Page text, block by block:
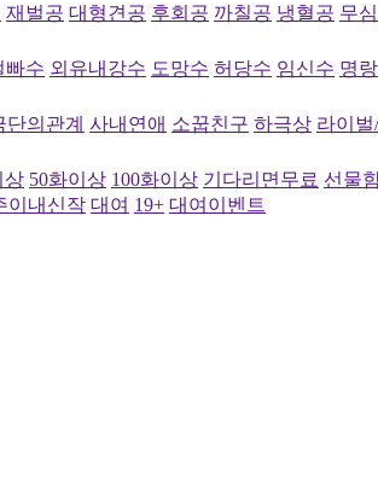
재벌공 대형견공 후회공 까칠공 냉혈공 무
빠수 외유내강수 도망수 허당수 임신수 명
단의관계 사내연애 소꿉친구 하극상 라이벌
상 50화이상 100화이상 기다리면무료 선물
이내신작 대여 19+ 대여이벤트